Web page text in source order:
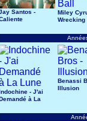
Santos -
Miley
Wrecking
- J'ai
à La
Benassi
Illusion